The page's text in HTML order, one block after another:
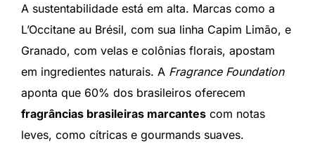
A sustentabilidade está em alta. Marcas como a
L’Occitane au Brésil, com sua linha Capim Limão, e
Granado, com velas e colônias florais, apostam
em ingredientes naturais. A Fragrance Foundation
aponta que 60% dos brasileiros oferecem
fragrâncias brasileiras marcantes com notas
leves, como cítricas e gourmands suaves.